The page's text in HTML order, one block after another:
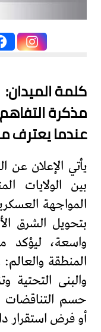
كلمة الميدان:
مذكرة التفاهم
عندما يعترف
يأتي الإعلان عن
بين الولايات
المواجهة
بتحويل الشرق
واسعة، ليؤكد
المنطقة
والبنى التحتية
حسم التناقضات
أو فرض استقرار